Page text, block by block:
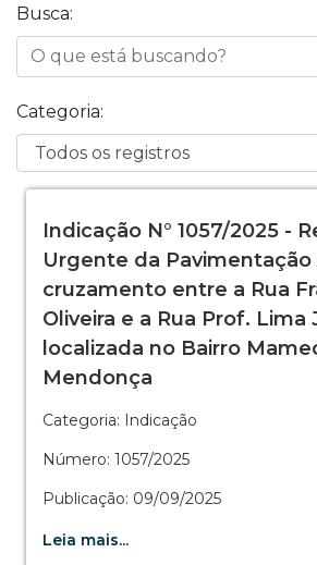
Busca:
Categoria:
Indicação N° 1057/2025 -
Urgente da
cruzamento entre a Rua
Oliveira e a Rua Prof. Lima
localizada no Bairro
Mendonça
Categoria: Indicação
Número: 1057/2025
Publicação: 09/09/2025
Leia mais...